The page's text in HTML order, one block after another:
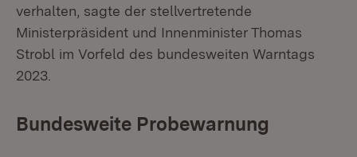
verhalten, sagte der stellvertretende
Ministerpräsident und Innenminister Thomas
Strobl im Vorfeld des bundesweiten Warntags
2023.
Bundesweite Probewarnung